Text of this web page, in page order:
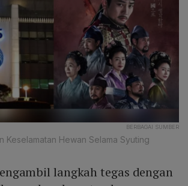
BERBAGAI SUMBER
Keselamatan Hewan Selama Syuting
langkah tegas dengan